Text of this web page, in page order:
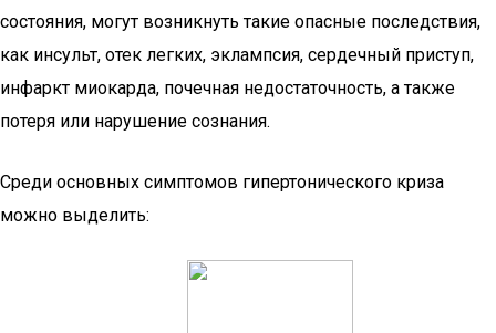
состояния, могут возникнуть такие опасные последствия,
как инсульт, отек легких, эклампсия, сердечный приступ,
инфаркт миокарда, почечная недостаточность, а также
потеря или нарушение сознания.
Среди основных симптомов гипертонического криза
можно выделить: